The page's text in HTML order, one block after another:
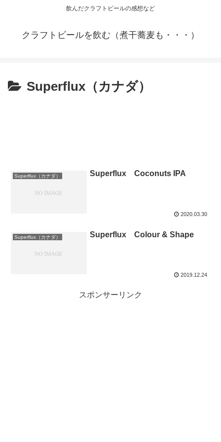
飲んだクラフトビールの感想など
クラフトビールを飲む（煮干蕎麦も・・・）
Superflux（カナダ）
Superflux（カナダ） Superflux Coconuts IPA
2020.03.30
Superflux（カナダ） Superflux Colour & Shape
2019.12.24
スポンサーリンク